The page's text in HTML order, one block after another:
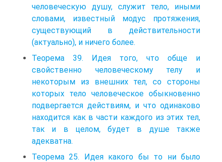
человеческую душу, служит тело, иными
словами, известный модус протяжения,
существующий в действительности
(актуально), и ничего более.
Теорема 39. Идея того, что обще и
свойственно человеческому телу и
некоторым из внешних тел, со стороны
которых тело человеческое обыкновенно
подвергается действиям, и что одинаково
находится как в части каждого из этих тел,
так и в целом, будет в душе также
адекватна.
Теорема 25. Идея какого бы то ни было